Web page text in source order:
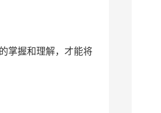
掌握和理解，才能将